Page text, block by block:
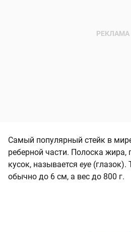
Самый популярный стейк в
реберной части. Полоска
кусок, называется еye (глазок).
обычно до 6 см, а вес до 800 г.